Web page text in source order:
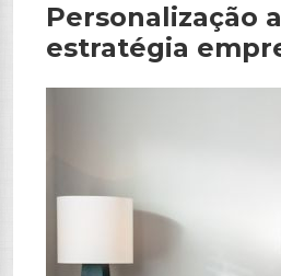
Personalização
estratégia